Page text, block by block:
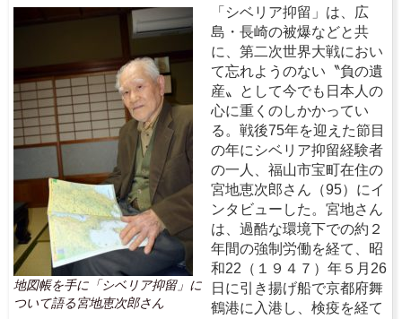
地図帳を手に「シベリア抑留」に
ついて語る宮地恵次郎さん
「シベリア抑留」は、広
島・長崎の被爆などと共
に、第二次世界大戦におい
て忘れようのない〝負の遺
産〟として今でも日本人の
心に重くのしかかってい
る。戦後75年を迎えた節目
の年にシベリア抑留経験者
の一人、福山市宝町在住の
宮地恵次郎さん（95）にイ
ンタビューした。宮地さん
は、過酷な環境下での約２
年間の強制労働を経て、昭
和22（１９４７）年５月26
日に引き揚げ船で京都府舞
鶴港に入港し、検疫を経て